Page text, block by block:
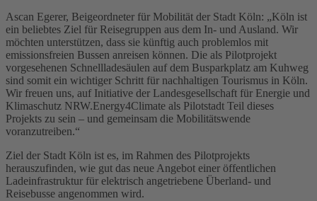
Ascan Egerer, Beigeordneter für Mobilität der Stadt Köln: „Köln ist
ein beliebtes Ziel für Reisegruppen aus dem In- und Ausland. Wir
möchten unterstützen, dass sie künftig auch problemlos mit
emissionsfreien Bussen anreisen können. Die als Pilotprojekt
vorgesehenen Schnellladesäulen auf dem Busparkplatz am Kuhweg
sind somit ein wichtiger Schritt für nachhaltigen Tourismus in Köln.
Wir freuen uns, auf Initiative der Landesgesellschaft für Energie und
Klimaschutz NRW.Energy4Climate als Pilotstadt Teil dieses
Projekts zu sein – und gemeinsam die Mobilitätswende
voranzutreiben.“
Ziel der Stadt Köln ist es, im Rahmen des Pilotprojekts
herauszufinden, wie gut das neue Angebot einer öffentlichen
Ladeinfrastruktur für elektrisch angetriebene Überland- und
Reisebusse angenommen wird.